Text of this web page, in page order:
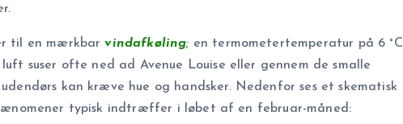
til en mærkbarvindafkøling; en termometertemperatur på 6 °C
suser ofte ned ad Avenue Louise eller gennem de smalle
kan kræve hue og handsker. Nedenfor ses et skematisk
typisk indtræffer i løbet af en februar-måned: